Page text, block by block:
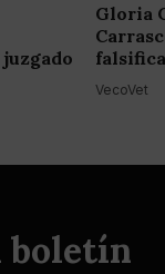
Gloria
VecoVet
boletín